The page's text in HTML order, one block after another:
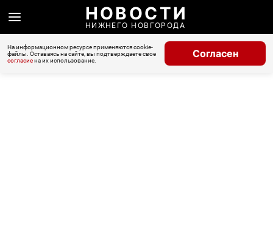
НОВОСТИ
НИЖНЕГО НОВГОРОДА
На информационном ресурсе применяются cookie-
файлы. Оставаясь на сайте, вы подтверждаете свое
согласиена их использование.
Согласен